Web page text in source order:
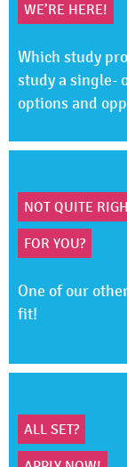
WE’RE HERE!
Which study
study a single-
options and
NOT QUITE
FOR YOU?
One of our
fit!
ALL SET?